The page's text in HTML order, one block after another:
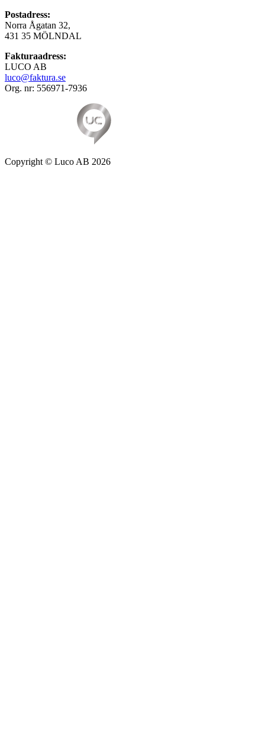
Postadress:
Norra Ågatan 32,
431 35 MÖLNDAL
Fakturaadress:
LUCO AB
luco@faktura.se
Org. nr: 556971-7936
Copyright © Luco AB 2026